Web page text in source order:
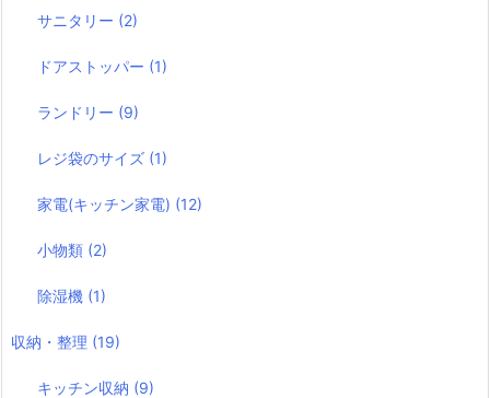
サニタリー (2)
ドアストッパー (1)
ランドリー (9)
レジ袋のサイズ (1)
家電(キッチン家電) (12)
小物類 (2)
除湿機 (1)
収納・整理 (19)
キッチン収納 (9)